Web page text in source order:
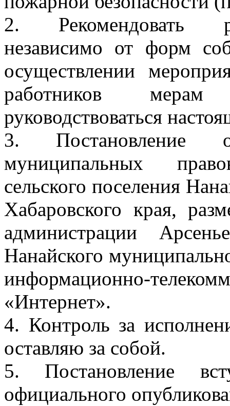
2. Рекомендовать
независимо от форм
осуществлении
работников мерам
руководствоваться
3. Постановление
муниципальных
сельского поселения
Хабаровского края,
администрации
Нанайского
информационно-
«Интернет».
4. Контроль за
оставляю за собой.
5. Постановление
официального